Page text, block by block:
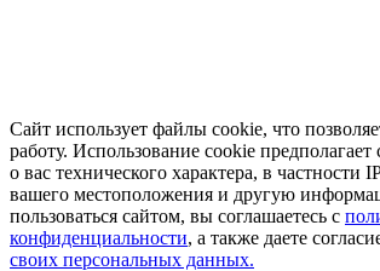
Сайт использует файлы cookie, что
работу. Использование cookie
о вас технического характера, в частности
вашего местоположения и другую
пользоваться сайтом, вы соглашаетесь с
конфиденциальности, а также даете
своих персональных данных.